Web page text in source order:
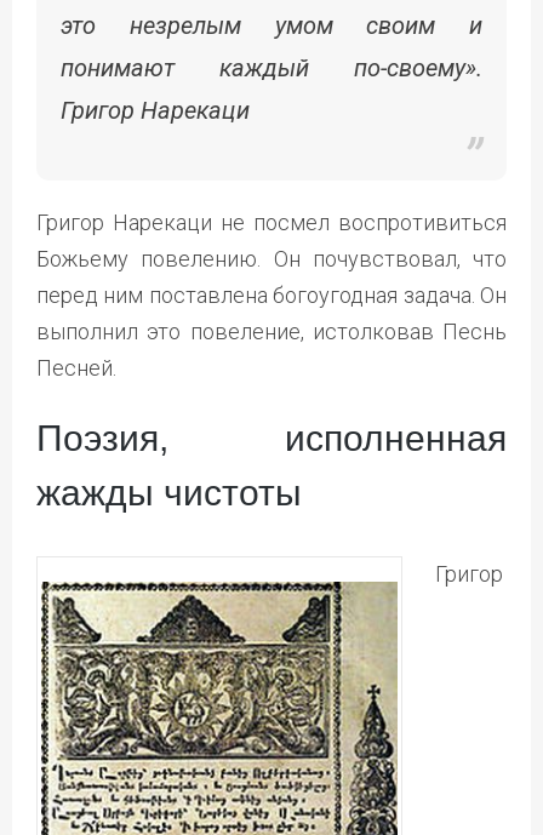
это незрелым умом своим и
понимают каждый по-своему».
Григор Нарекаци
Григор Нарекаци не посмел воспротивиться
Божьему повелению. Он почувствовал, что
перед ним поставлена богоугодная задача. Он
выполнил это повеление, истолковав Песнь
Песней.
Поэзия, исполненная
жажды чистоты
Григор